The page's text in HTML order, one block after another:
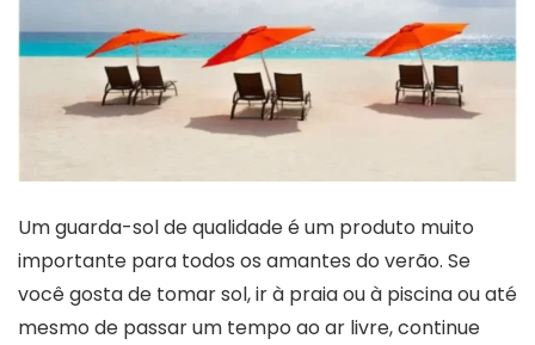
Um guarda-sol de qualidade é um produto muito
importante para todos os amantes do verão. Se
você gosta de tomar sol, ir à praia ou à piscina ou até
mesmo de passar um tempo ao ar livre, continue